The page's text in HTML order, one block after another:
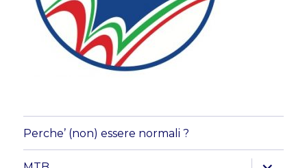
Perche’ (non) essere normali ?
apri